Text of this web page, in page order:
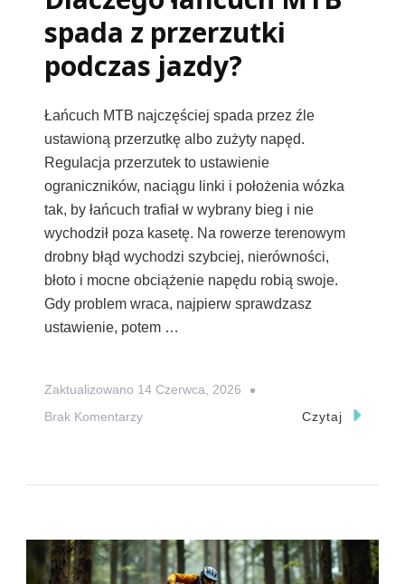
spada z przerzutki
podczas jazdy?
Łańcuch MTB najczęściej spada przez źle
ustawioną przerzutkę albo zużyty napęd.
Regulacja przerzutek to ustawienie
ograniczników, naciągu linki i położenia wózka
tak, by łańcuch trafiał w wybrany bieg i nie
wychodził poza kasetę. Na rowerze terenowym
drobny błąd wychodzi szybciej, nierówności,
błoto i mocne obciążenie napędu robią swoje.
Gdy problem wraca, najpierw sprawdzasz
ustawienie, potem …
Zaktualizowano 14 Czerwca, 2026
Brak KomentarzyDo
Z
Przerzutki
Czytaj